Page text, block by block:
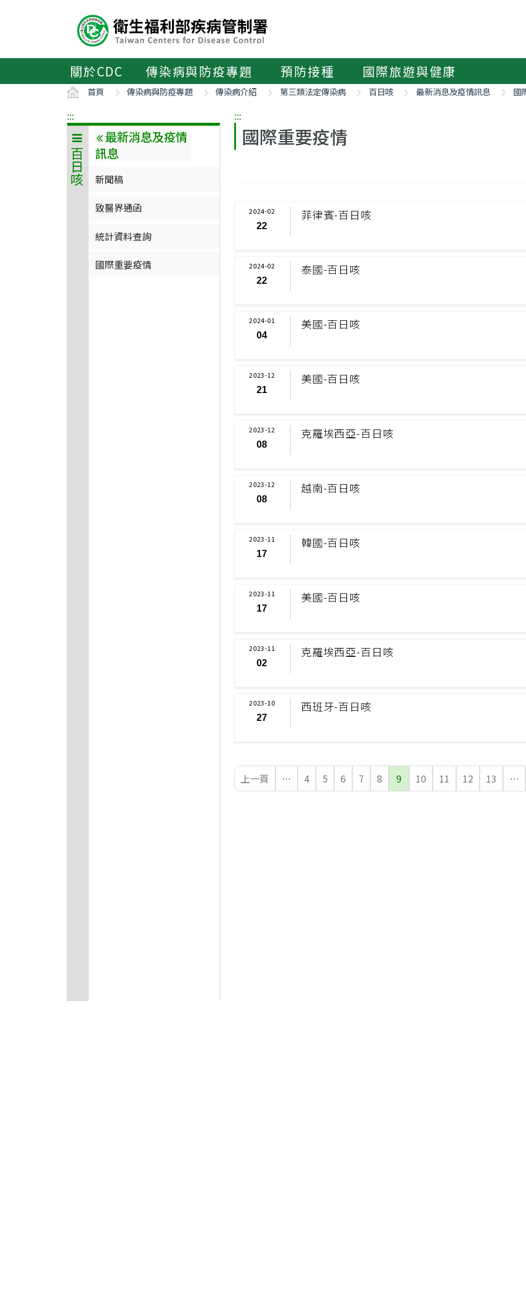
區
關於CDC 傳染病與防疫專題 預防接種 國際旅遊與健康
首頁 傳染病與防疫專題 傳染病介紹 第三類法定傳染病 百日咳 最新消息及疫情訊息 國
:::
百日咳
最新消息及疫情
訊息
新聞稿
致醫界通函
統計資料查詢
國際重要疫情
:::
國際重要疫情
菲律賓-百日咳
2024-02
22
泰國-百日咳
2024-02
22
美國-百日咳
2024-01
04
美國-百日咳
2023-12
21
克羅埃西亞-百日咳
2023-12
08
越南-百日咳
2023-12
08
韓國-百日咳
2023-11
17
美國-百日咳
2023-11
17
克羅埃西亞-百日咳
2023-11
02
西班牙-百日咳
2023-10
27
上一頁 … 4 5 6 7 8 9 10 11 12 13 …